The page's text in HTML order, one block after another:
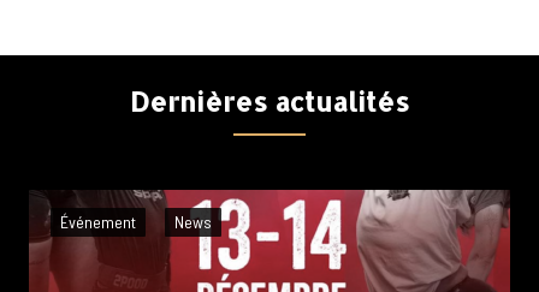
Dernières actualités
Événement News